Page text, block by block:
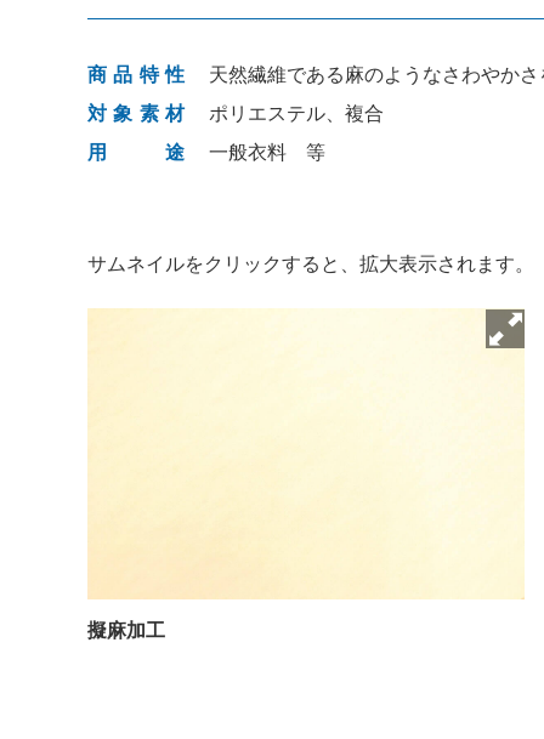
商品特性
天然繊維である麻のようなさわやかさ
対象素材
ポリエステル、複合
用途
一般衣料 等
サムネイルをクリックすると、拡大表示されます。
擬麻加工